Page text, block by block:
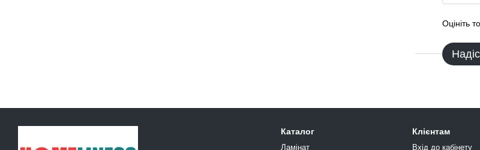
Оцініть
Каталог
Ламінат
Клієнтам
Вхід до кабінету